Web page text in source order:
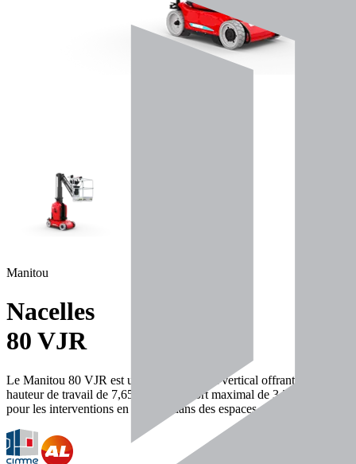
Manitou
Nacelles
80 VJR
Le Manitou 80 VJR est un élévateur à mât vertical offrant une
hauteur de travail de 7,65 m et un déport maximal de 3,20 m, idéal
pour les interventions en hauteur dans des espaces confinés